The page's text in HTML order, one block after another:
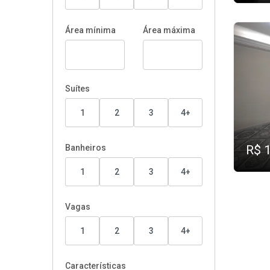
Área mínima Área máxima
Suítes
1 2 3 4+
Banheiros
1 2 3 4+
Vagas
1 2 3 4+
Características
R$